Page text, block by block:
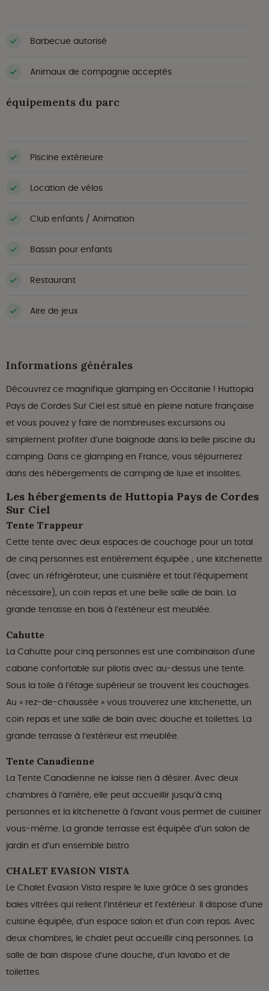
Barbecue autorisé
Animaux de compagnie acceptés
équipements du parc
Piscine extérieure
Location de vélos
Club enfants / Animation
Bassin pour enfants
Restaurant
Aire de jeux
Informations générales
Découvrez ce magnifique glamping en Occitanie ! Huttopia
Pays de Cordes Sur Ciel est situé en pleine nature française
et vous pouvez y faire de nombreuses excursions ou
simplement profiter d’une baignade dans la belle piscine du
camping. Dans ce glamping en France, vous séjournerez
dans des hébergements de camping de luxe et insolites.
Les hébergements de Huttopia Pays de Cordes
Sur Ciel
Tente Trappeur
Cette tente avec deux espaces de couchage pour un total
de cinq personnes est entièrement équipée ; une kitchenette
(avec un réfrigérateur, une cuisinière et tout l’équipement
nécessaire), un coin repas et une belle salle de bain. La
grande terrasse en bois à l’extérieur est meublée.
Cahutte
La Cahutte pour cinq personnes est une combinaison d'une
cabane confortable sur pilotis avec au-dessus une tente.
Sous la toile à l’étage supérieur se trouvent les couchages.
Au « rez-de-chaussée » vous trouverez une kitchenette, un
coin repas et une salle de bain avec douche et toilettes. La
grande terrasse à l’extérieur est meublée.
Tente Canadienne
La Tente Canadienne ne laisse rien à désirer. Avec deux
chambres à l’arrière, elle peut accueillir jusqu’à cinq
personnes et la kitchenette à l’avant vous permet de cuisiner
vous-même. La grande terrasse est équipée d’un salon de
jardin et d’un ensemble bistro.
CHALET EVASION VISTA
Le Chalet Evasion Vista respire le luxe grâce à ses grandes
baies vitrées qui relient l’intérieur et l’extérieur. Il dispose d’une
cuisine équipée, d’un espace salon et d’un coin repas. Avec
deux chambres, le chalet peut accueillir cinq personnes. La
salle de bain dispose d’une douche, d’un lavabo et de
toilettes.